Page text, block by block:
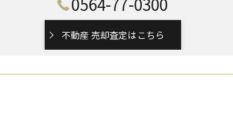
不動産 売却査定はこちら